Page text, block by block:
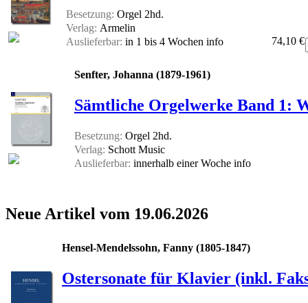
Besetzung: Orgel 2hd.
Verlag: Armelin
Auslieferbar: in 1 bis 4 Wochen info 74,10 €
Senfter, Johanna (1879-1961)
Sämtliche Orgelwerke Band 1:
Besetzung: Orgel 2hd.
Verlag: Schott Music
Auslieferbar: innerhalb einer Woche info
Neue Artikel vom 19.06.2026
Hensel-Mendelssohn, Fanny (1805-1847)
Ostersonate für Klavier (inkl.